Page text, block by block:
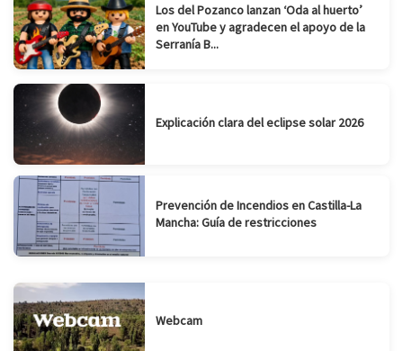
Los del Pozanco lanzan ‘Oda al huerto’
en YouTube y agradecen el apoyo de la
Serranía B...
Explicación clara del eclipse solar 2026
Prevención de Incendios en Castilla-La
Mancha: Guía de restricciones
Webcam